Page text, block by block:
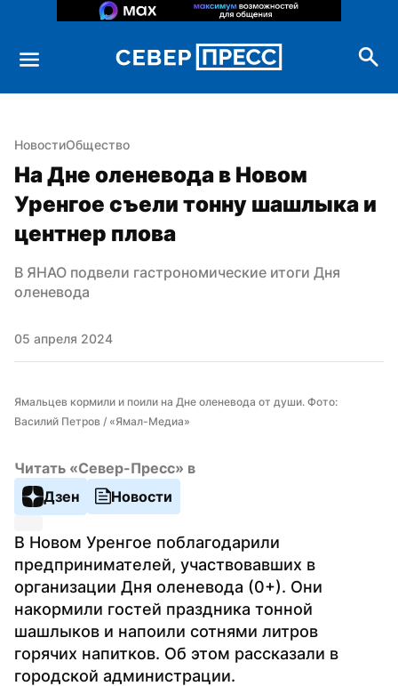
НовостиОбщество
На Дне оленевода в Новом
Уренгое съели тонну шашлыка и
центнер плова
В ЯНАО подвели гастрономические итоги Дня
оленевода
05 апреля 2024
Ямальцев кормили и поили на Дне оленевода от души. Фото:
Василий Петров / «Ямал-Медиа»
Читать «Север-Пресс» в
Дзен
Новости
В Новом Уренгое поблагодарили
предпринимателей, участвовавших в
организации Дня оленевода (0+). Они
накормили гостей праздника тонной
шашлыков и напоили сотнями литров
горячих напитков. Об этом рассказали в
городской администрации.